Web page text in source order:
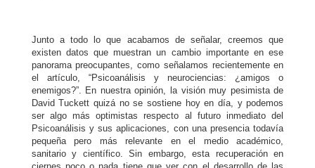
Junto a todo lo que acabamos de señalar, creemos que
existen datos que muestran un cambio importante en ese
panorama preocupantes, como señalamos recientemente en
el artículo, “Psicoanálisis y neurociencias: ¿amigos o
enemigos?”. En nuestra opinión,
la visión muy pesimista de
DavidTuckett quizá no se sostiene hoy en día, y podemos
ser algo más optimistas respecto al futuro inmediato del
Psicoanálisis y sus aplicaciones, con una presencia todavía
pequeña pero más relevante en el medio académico,
sanitario y científico. Sin embargo, esta recuperación en